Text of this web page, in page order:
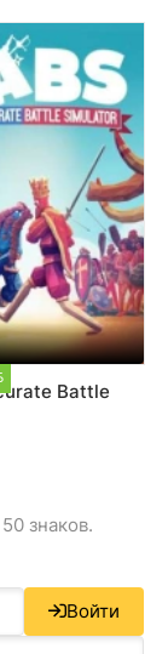
Battle
знаков.
Войти